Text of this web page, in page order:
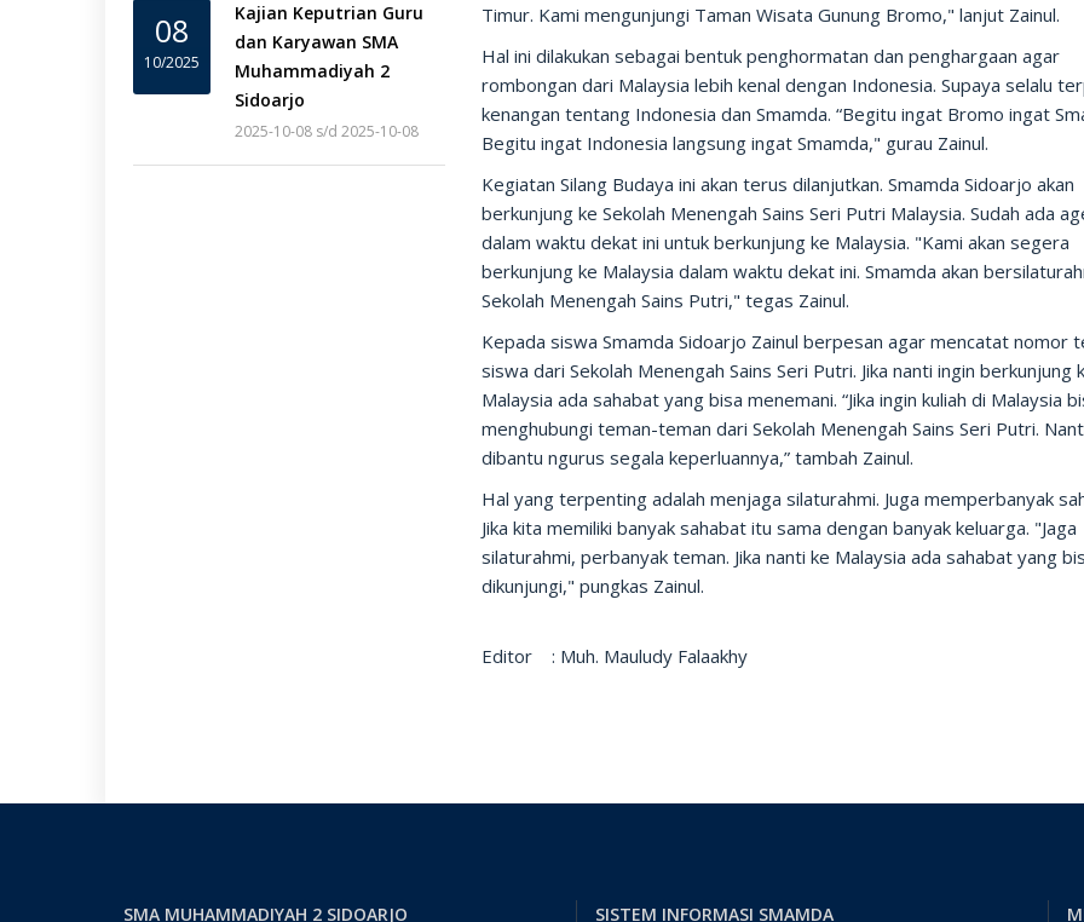
08
10/2025
Kajian Keputrian Guru
dan Karyawan SMA
Muhammadiyah 2
Sidoarjo
2025-10-08 s/d 2025-10-08
Timur. Kami mengunjungi Taman Wisata Gunung Bromo," lanjut Zainul.
Hal ini dilakukan sebagai bentuk penghormatan dan penghargaan agar
rombongan dari Malaysia lebih kenal dengan Indonesia. Supaya selalu
kenangan tentang Indonesia dan Smamda. “Begitu ingat Bromo ingat
Begitu ingat Indonesia langsung ingat Smamda," gurau Zainul.
Kegiatan Silang Budaya ini akan terus dilanjutkan. Smamda Sidoarjo akan
berkunjung ke Sekolah Menengah Sains Seri Putri Malaysia. Sudah ada
dalam waktu dekat ini untuk berkunjung ke Malaysia. "Kami akan segera
berkunjung ke Malaysia dalam waktu dekat ini. Smamda akan
Sekolah Menengah Sains Putri," tegas Zainul.
Kepada siswa Smamda Sidoarjo Zainul berpesan agar mencatat nomor
siswa dari Sekolah Menengah Sains Seri Putri. Jika nanti ingin berkunjung
Malaysia ada sahabat yang bisa menemani. “Jika ingin kuliah di Malaysia
menghubungi teman-teman dari Sekolah Menengah Sains Seri Putri.
dibantu ngurus segala keperluannya,” tambah Zainul.
Hal yang terpenting adalah menjaga silaturahmi. Juga memperbanyak
Jika kita memiliki banyak sahabat itu sama dengan banyak keluarga. "Jaga
silaturahmi, perbanyak teman. Jika nanti ke Malaysia ada sahabat yang
dikunjungi," pungkas Zainul.
Editor : Muh. Mauludy Falaakhy
SMA MUHAMMADIYAH 2 SIDOARJO SISTEM INFORMASI SMAMDA